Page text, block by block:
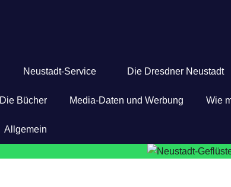
Neustadt-Service Die Dresdner Neustadt
Die Bücher Media-Daten und Werbung Wie
Allgemein